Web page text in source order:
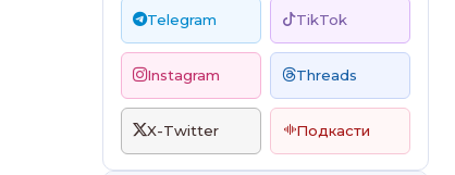
Telegram TikTok
Instagram Threads
X-Twitter Подкасти